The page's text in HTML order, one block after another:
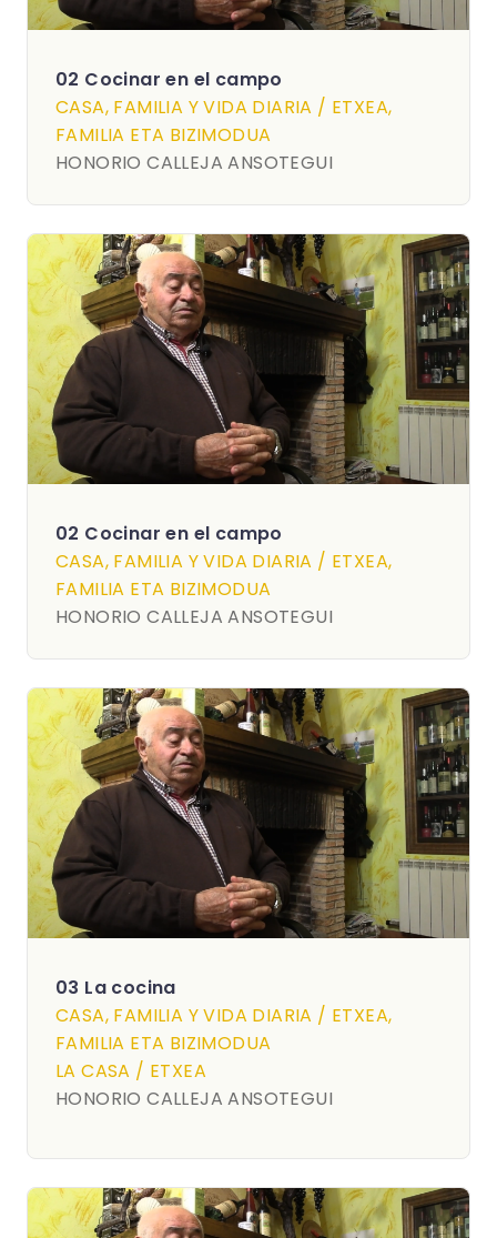
02 Cocinar en el campo
CASA, FAMILIA Y VIDA DIARIA / ETXEA,
FAMILIA ETA BIZIMODUA
HONORIO CALLEJA ANSOTEGUI
02 Cocinar en el campo
CASA, FAMILIA Y VIDA DIARIA / ETXEA,
FAMILIA ETA BIZIMODUA
HONORIO CALLEJA ANSOTEGUI
03 La cocina
CASA, FAMILIA Y VIDA DIARIA / ETXEA,
FAMILIA ETA BIZIMODUA
LA CASA / ETXEA
HONORIO CALLEJA ANSOTEGUI